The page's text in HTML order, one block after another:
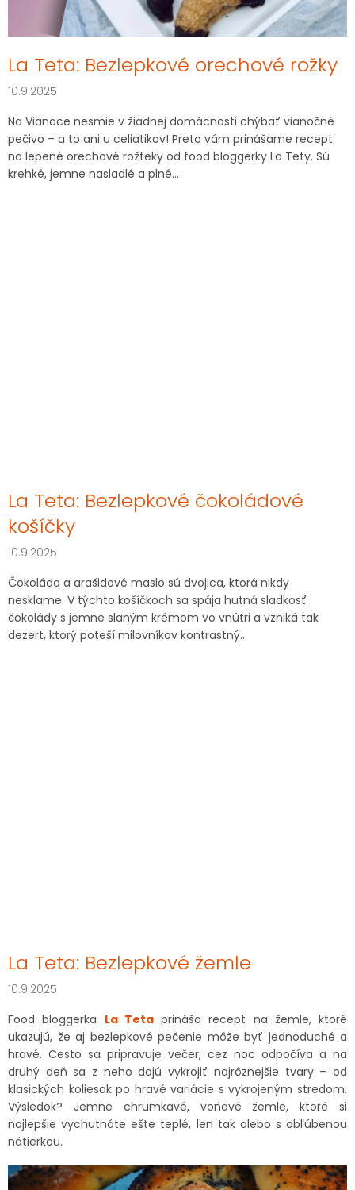
La Teta: Bezlepkové orechové rožky
10.9.2025
Na Vianoce nesmie v žiadnej domácnosti chýbať vianočné
pečivo – a to ani u celiatikov! Preto vám prinášame recept
na lepené orechové rožteky od food bloggerky La Tety. Sú
krehké, jemne nasladlé a plné...
La Teta: Bezlepkové čokoládové
košíčky
10.9.2025
Čokoláda a arašidové maslo sú dvojica, ktorá nikdy
nesklame. V týchto košíčkoch sa spája hutná sladkosť
čokolády s jemne slaným krémom vo vnútri a vzniká tak
dezert, ktorý poteší milovníkov kontrastný...
La Teta: Bezlepkové žemle
10.9.2025
Food bloggerka La Tetaprináša recept na žemle, ktoré
ukazujú, že aj bezlepkové pečenie môže byť jednoduché a
hravé. Cesto sa pripravuje večer, cez noc odpočíva a na
druhý deň sa z neho dajú vykrojiť najrôznejšie tvary – od
klasických koliesok po hravé variácie s vykrojeným stredom.
Výsledok? Jemne chrumkavé, voňavé žemle, ktoré si
najlepšie vychutnáte ešte teplé, len tak alebo s obľúbenou
nátierkou.